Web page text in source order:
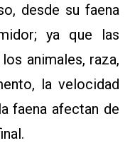
desde su faena
ya que las
animales, raza,
la velocidad
faena afectan de